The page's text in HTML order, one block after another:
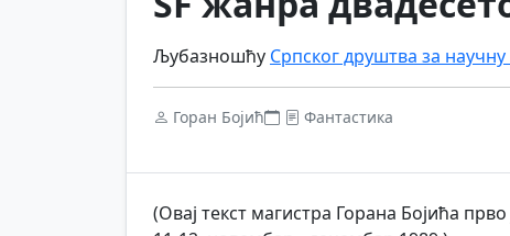
Љубазношћу Српског друштва за
Горан Бојић Фантастика
(Овај текст магистра Горана Бојића